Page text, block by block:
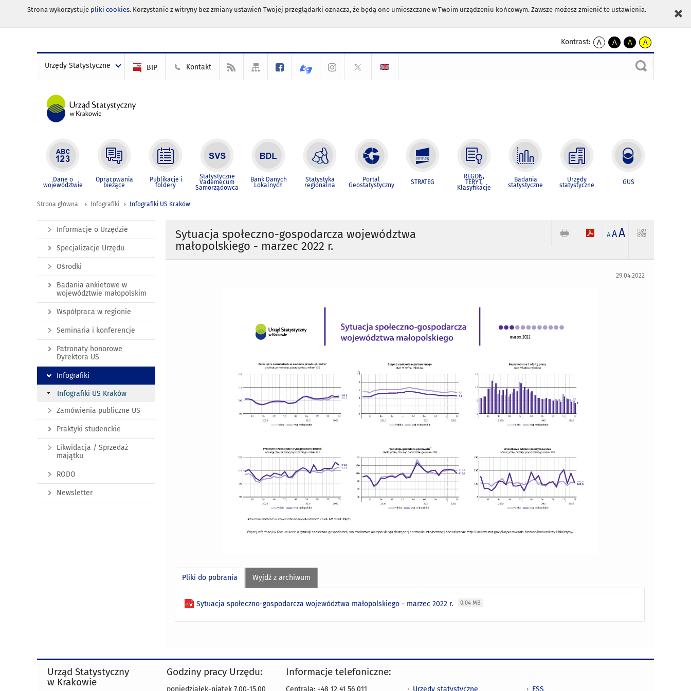
Strona wykorzystuje pliki cookies. Korzystanie z witryny bez zmiany ustawień Twojej przeglądarki oznacza, że będą one umieszczane w Twoim urządzeniu końcowym. Zawsze możesz zmienić te ustawienia.
Kontrast:
A
kontrast
A
kontrast
czarnym
A
kontrast
żółty
tekst
czarnym
A
kontrast
czarny
tekst
żółtym
Urzędy Statystyczne BIP Kontakt
Dane o
województwie
Opracowania
bieżące
Publikacje i
foldery
Statystyczne
Vademecum
Samorządowca
Bank Danych
Lokalnych
Statystyka
regionalna
Portal
Geostatystyczny STRATEG
REGON,
TERYT,
Klasyfikacje
Badania
statystyczne
Urzędy
statystyczne GUS
Strona główna Infografiki Infografiki US Kraków
Sytuacja społeczno-gospodarcza województwa
małopolskiego - marzec 2022 r.
A AA
29.04.2022
Pliki do pobrania Wyjdź z archiwum
Sytuacja społeczno-gospodarcza województwa małopolskiego - marzec 2022 r. 0.04 MB
Informacje o Urzędzie
Specjalizacje Urzędu
Ośrodki
Badania ankietowe w
województwie małopolskim
Współpraca w regionie
Seminaria i konferencje
Patronaty honorowe
Dyrektora US
Infografiki
Infografiki US Kraków
Zamówienia publiczne US
Praktyki studenckie
Likwidacja / Sprzedaż
majątku
RODO
Newsletter
Urząd Statystyczny
w Krakowie
Godziny pracy Urzędu: Informacje telefoniczne:
Urzędy statystyczne ESS